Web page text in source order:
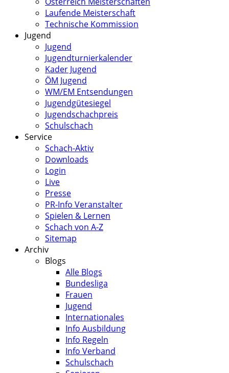
Laufende Meisterschaft
Technische Kommission
Jugend
Jugend
Jugendturnierkalender
Kader Jugend
ÖM Jugend
WM/EM Entsendungen
Jugendgütesiegel
Jugendschachpreis
Schulschach
Service
Schach-Aktiv
Downloads
Login
Live
Presse
PR-Info Veranstalter
Spielen & Lernen
Schach von A-Z
Sitemap
Archiv
Blogs
Alle Blogs
Bundesliga
Frauen
Jugend
Internationales
Info Ausbildung
Info Regeln
Info Verband
Schulschach